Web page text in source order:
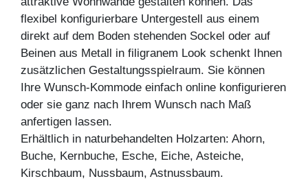
flexibel konfigurierbare Untergestell aus einem
direkt auf dem Boden stehenden Sockel oder auf
Beinen aus Metall in filigranem Look schenkt Ihnen
zusätzlichen Gestaltungsspielraum. Sie können
Ihre Wunsch-Kommode einfach online konfigurieren
oder sie ganz nach Ihrem Wunsch nach Maß
anfertigen lassen.
Erhältlich in naturbehandelten Holzarten: Ahorn,
Buche, Kernbuche, Esche, Eiche, Asteiche,
Kirschbaum, Nussbaum, Astnussbaum.